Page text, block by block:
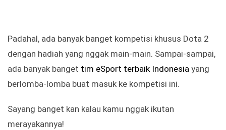
Padahal, ada banyak banget kompetisi khusus Dota 2
dengan hadiah yang nggak main-main. Sampai-sampai,
ada banyak banget tim eSport terbaik Indonesia yang
berlomba-lomba buat masuk ke kompetisi ini.
Sayang banget kan kalau kamu nggak ikutan
merayakannya!